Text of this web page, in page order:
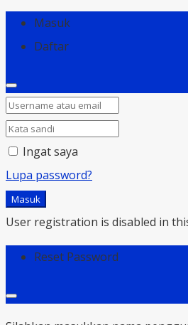
Masuk
Daftar
Ingat saya
Lupa password?
Masuk
User registration is disabled in
Reset Password